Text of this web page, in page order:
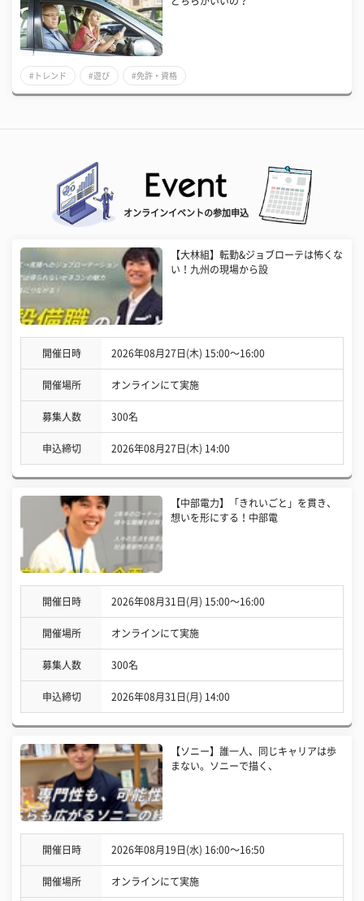
#トレンド #遊び #免許・資格
オンラインイベントの参加申込
【大林組】転勤&ジョブローテは怖くな
い！九州の現場から設
開催日時 2026年08月27日(木) 15:00〜16:00
開催場所 オンラインにて実施
募集人数 300名
申込締切 2026年08月27日(木) 14:00
【中部電力】「きれいごと」を貫き、
想いを形にする！中部電
開催日時 2026年08月31日(月) 15:00〜16:00
開催場所 オンラインにて実施
募集人数 300名
申込締切 2026年08月31日(月) 14:00
【ソニー】誰一人、同じキャリアは歩
まない。ソニーで描く、
開催日時 2026年08月19日(水) 16:00〜16:50
開催場所 オンラインにて実施